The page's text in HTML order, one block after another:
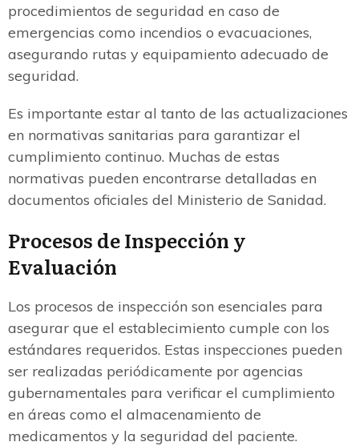
procedimientos de seguridad en caso de
emergencias como incendios o evacuaciones,
asegurando rutas y equipamiento adecuado de
seguridad.
Es importante estar al tanto de las actualizaciones
en normativas sanitarias para garantizar el
cumplimiento continuo. Muchas de estas
normativas pueden encontrarse detalladas en
documentos oficiales del Ministerio de Sanidad.
Procesos de Inspección y
Evaluación
Los procesos de inspección son esenciales para
asegurar que el establecimiento cumple con los
estándares requeridos. Estas inspecciones pueden
ser realizadas periódicamente por agencias
gubernamentales para verificar el cumplimiento
en áreas como el almacenamiento de
medicamentos y la seguridad del paciente.